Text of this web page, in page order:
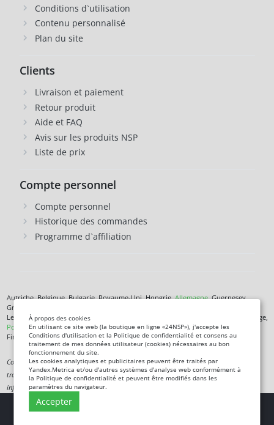
Conditions d`utilisation
Contenu personnalisé
Plan du site
Clients
Livraison et paiement
Retour produit
Aide et FAQ
Avis sur les produits NSP
Liste de prix
Compte personnel
Compte personnel
Historique des commandes
Programme d`affiliation
Autriche, Belgique, Bulgarie, Royaume-Uni, Hongrie,Allemagne, Guernesey,
Grèce, Danemark, Jersey, Irlande, Islande,
Lettonie, Lituanie, Liechtenstein, Luxembourg, Malte, Monaco, Pays-Bas, Norvège,
Pologne, République tchèque,Roumanie , Saint-Marin, Slovénie, Îles Féroé,
Finlande,France, Croatie,Suède, Estonie.
Complément alimentaire. Ce n'est pas un médicament. Non destiné à diagnostiquer,
traiter, guérir ou prévenir une maladie. Les informations de ce site sont fournies à titre
informatif uniquement et ne remplacent pas les conseils d'un spécialiste.
À propos des cookies
En utilisant ce site web (la boutique en ligne «24NSP»), j'accepte les
Conditions d'utilisation et la Politique de confidentialité et consens au
traitement de mes données utilisateur (cookies) nécessaires au bon
fonctionnement du site.
Les cookies analytiques et publicitaires peuvent être traités par
Yandex.Metrica et/ou d'autres systèmes d'analyse web conformément à
la Politique de confidentialité et peuvent être modifiés dans les
paramètres du navigateur.
Accepter
Copyright© 2026 24NSP.eu